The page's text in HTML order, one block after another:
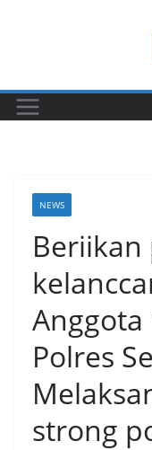
NEWS
Beriikan
Anggota
Polres
strong